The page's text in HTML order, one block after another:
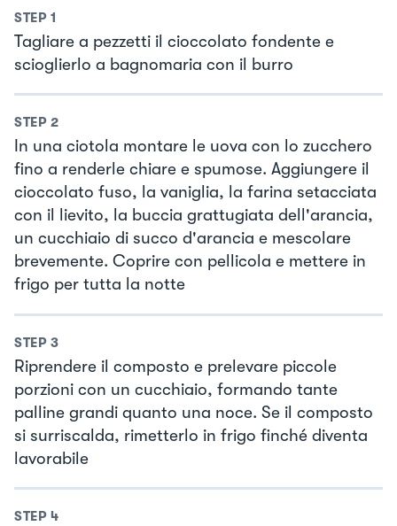
STEP 1
Tagliare a pezzetti il cioccolato fondente e
scioglierlo a bagnomaria con il burro
STEP 2
In una ciotola montare le uova con lo zucchero
fino a renderle chiare e spumose. Aggiungere il
cioccolato fuso, la vaniglia, la farina setacciata
con il lievito, la buccia grattugiata dell'arancia,
un cucchiaio di succo d'arancia e mescolare
brevemente. Coprire con pellicola e mettere in
frigo per tutta la notte
STEP 3
Riprendere il composto e prelevare piccole
porzioni con un cucchiaio, formando tante
palline grandi quanto una noce. Se il composto
si surriscalda, rimetterlo in frigo finché diventa
lavorabile
STEP 4